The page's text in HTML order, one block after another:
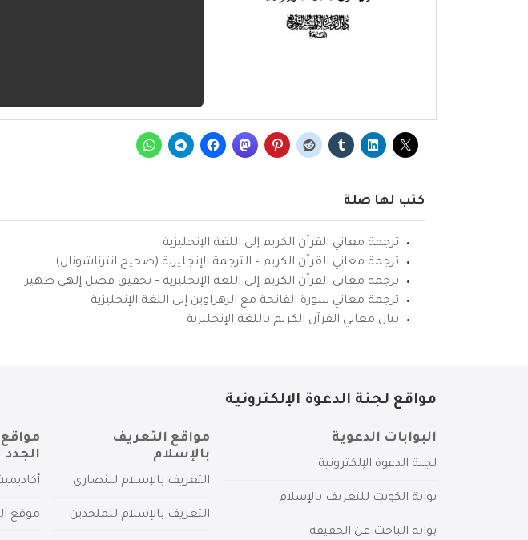
كتب لها صلة
ترجمة معاني القرآن الكريم إلى اللغة الإنجليزية
ترجمة معاني القرآن الكريم – الترجمة الإنجليزية (صحيح انترناشونال)
ترجمة معاني القرآن الكريم إلى اللغة الإنجليزية – تحقيق فضل إلهي ظهير
ترجمة معاني سورة الفاتحة مع الزهراوين إلى اللغة الإنجليزية
بيان معاني القرآن الكريم باللغة الإنجليزية
مواقع لجنة الدعوة الإلكترونية
البوابات الدعوية
لجنة الدعوة الإلكترونية
بوابة الكويت للتعريف بالإسلام
بوابة الباحث عن الحقيقة
مواقع التعريف
بالإسلام
التعريف بالإسلام للنصارى
التعريف بالإسلام للملحدين
الجدد
موقع